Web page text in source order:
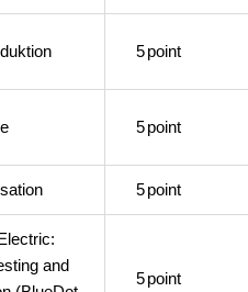
5point
5point
5point
and
5point